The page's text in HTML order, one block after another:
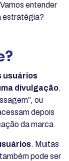
entender
estratégia?
usuários
divulgação.
ou
depois
da marca.
. Muitas
pode ser